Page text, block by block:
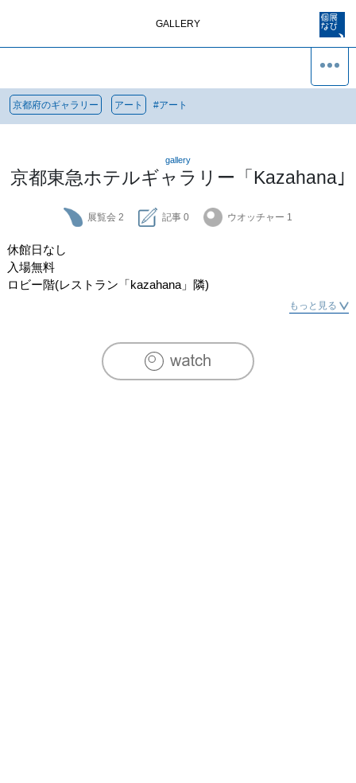
GALLERY
京都府のギャラリー アート #アート
gallery
京都東急ホテルギャラリー「Kazahana｣
展覧会 2 記事 0 ウオッチャー 1
休館日なし
入場無料
ロビー階(レストラン「kazahana」隣)
もっと見る